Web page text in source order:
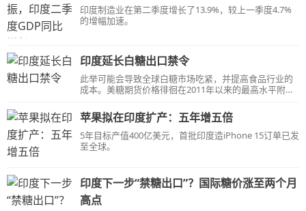
印度制造业在第二季度增长了13.9%，较上一季度4.7%
的增幅加速。
印度延长白糖出口禁令
此举可能会导致全球白糖市场吃紧，并提高食品行业的
成本。美糖期货价格徘徊在2011年以来的最高水平附
苹果拟在印度扩产：五年增五倍
5年目标产值400亿美元，首批印度造iPhone 15订单已发
至全球。
印度下一步“禁糖出口”？国际糖价涨至两个月
高点